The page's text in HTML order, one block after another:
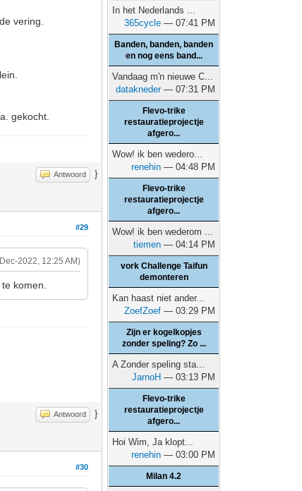
vering.
gekocht.
Antwoord }
#29
2022, 12:25 AM)
komen.
Antwoord }
#30
In het Nederlands ...
365cycle — 07:41 PM
Banden, banden, banden
en nog eens band...
Vandaag m'n nieuwe C...
datakneder— 07:31 PM
Flevo-trike
restauratieprojectje
afgero...
Wow! ik ben wedero...
renehin — 04:48 PM
Flevo-trike
restauratieprojectje
afgero...
Wow! ik ben wederom ...
tiemen — 04:14 PM
vork Challenge Taifun
demonteren
Kan haast niet ander...
ZoefZoef — 03:29 PM
Zijn er kogelkopjes
zonder speling? Zo ...
A Zonder speling sta...
JarnoH — 03:13 PM
Flevo-trike
restauratieprojectje
afgero...
Hoi Wim, Ja klopt...
renehin — 03:00 PM
Milan 4.2